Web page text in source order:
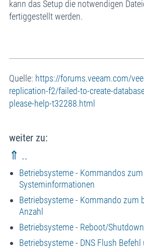
kann das Setup die notwendigen
fertiggestellt werden.
Quelle: https://forums.veeam.com/
replication-f2/failed-to-create-
please-help-t32288.html
weiter zu:
⇑ ..
Betriebsysteme - Kommandos
Systeminformationen
Betriebsysteme - Kommando zum
Anzahl
Betriebsysteme - Reboot/
Betriebsysteme - DNS Flush